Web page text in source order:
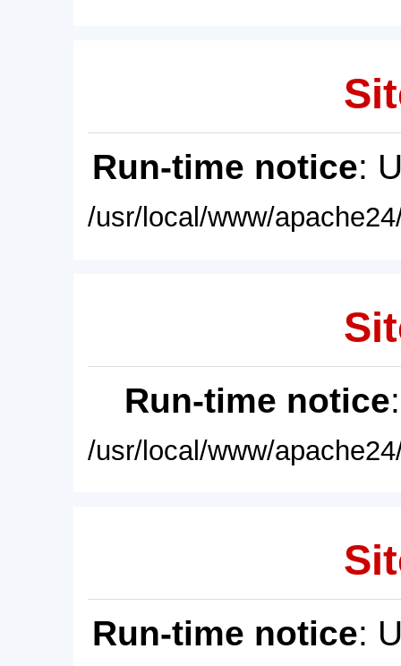
Run-time notice:
/usr/local/www/
Run-time notice
/usr/local/www/
Run-time notice: